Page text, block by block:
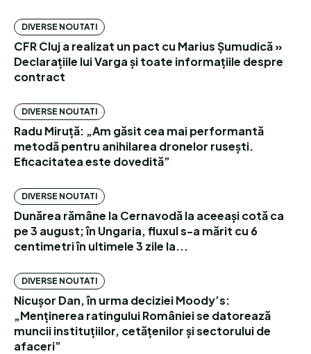
DIVERSE NOUTATI
CFR Cluj a realizat un pact cu Marius Șumudică »
Declarațiile lui Varga și toate informațiile despre
contract
DIVERSE NOUTATI
Radu Miruță: „Am găsit cea mai performantă
metodă pentru anihilarea dronelor rusești.
Eficacitatea este dovedită”
DIVERSE NOUTATI
Dunărea rămâne la Cernavodă la aceeași cotă ca
pe 3 august; în Ungaria, fluxul s-a mărit cu 6
centimetri în ultimele 3 zile la...
DIVERSE NOUTATI
Nicușor Dan, în urma deciziei Moody’s:
„Menținerea ratingului României se datorează
muncii instituțiilor, cetățenilor și sectorului de
afaceri”